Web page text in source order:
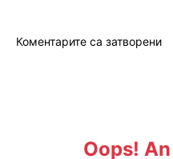
Коментарите са затворени